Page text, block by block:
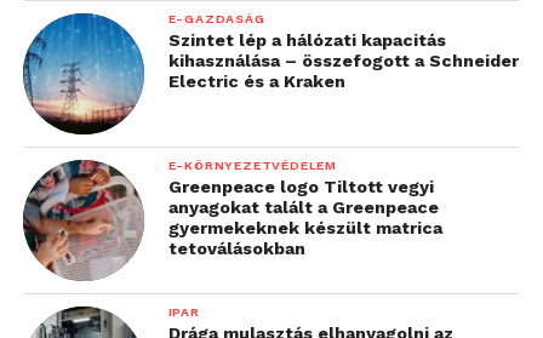
E-GAZDASÁG
Szintet lép a hálózati kapacitás
kihasználása – összefogott a Schneider
Electric és a Kraken
E-KÖRNYEZETVÉDELEM
Greenpeace logo Tiltott vegyi
anyagokat talált a Greenpeace
gyermekeknek készült matrica
tetoválásokban
IPAR
Drága mulasztás elhanyagolni az